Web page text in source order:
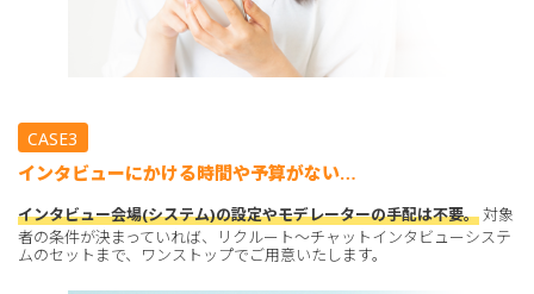
CASE3
インタビューにかける時間や予算がない…
インタビュー会場(システム)の設定やモデレーターの手配は不要。対象
者の条件が決まっていれば、リクルート～チャットインタビューシステ
ムのセットまで、ワンストップでご用意いたします。